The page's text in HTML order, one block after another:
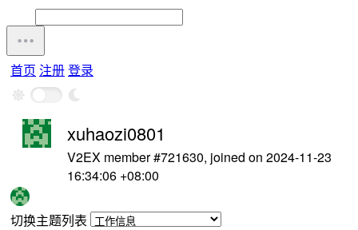
首页 注册登录
xuhaozi0801
V2EX member #721630, joined on 2024-11-23
16:34:06 +08:00
切换主题列表